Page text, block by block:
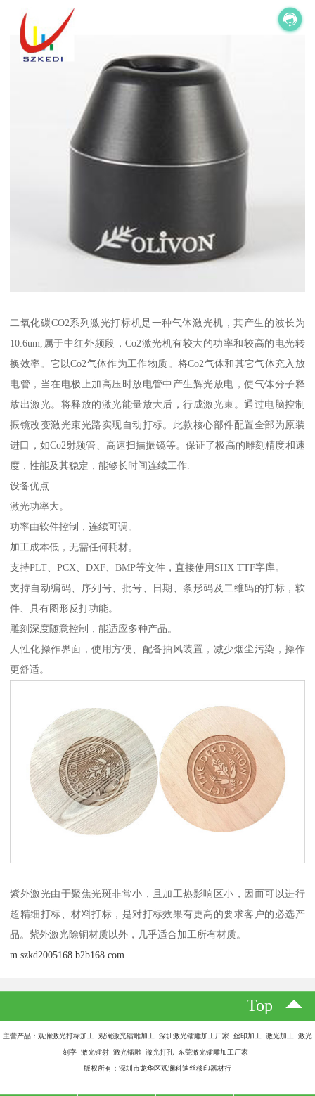
二氧化碳CO2系列激光打标机是一种气体激光机，其产生的波长为
10.6um,属于中红外频段，Co2激光机有较大的功率和较高的电光转
换效率。它以Co2气体作为工作物质。将Co2气体和其它气体充入放
电管，当在电极上加高压时放电管中产生辉光放电，使气体分子释
放出激光。将释放的激光能量放大后，行成激光束。通过电脑控制
振镜改变激光束光路实现自动打标。此款核心部件配置全部为原装
进口，如Co2射频管、高速扫描振镜等。保证了极高的雕刻精度和速
度，性能及其稳定，能够长时间连续工作.
设备优点
激光功率大。
功率由软件控制，连续可调。
加工成本低，无需任何耗材。
支持PLT、PCX、DXF、BMP等文件，直接使用SHX TTF字库。
支持自动编码、序列号、批号、日期、条形码及二维码的打标，软
件、具有图形反打功能。
雕刻深度随意控制，能适应多种产品。
人性化操作界面，使用方便、配备抽风装置，减少烟尘污染，操作
更舒适。
紫外激光由于聚焦光斑非常小，且加工热影响区小，因而可以进行
超精细打标、材料打标，是对打标效果有更高的要求客户的必选产
品。紫外激光除铜材质以外，几乎适合加工所有材质。
m.szkd2005168.b2b168.com
Top
主营产品：观澜激光打标加工 观澜激光镭雕加工 深圳激光镭雕加工厂家 丝印加工 激光加工 激光
刻字 激光镭射 激光镭雕 激光打孔 东莞激光镭雕加工厂家
版权所有：深圳市龙华区观澜科迪丝移印器材行